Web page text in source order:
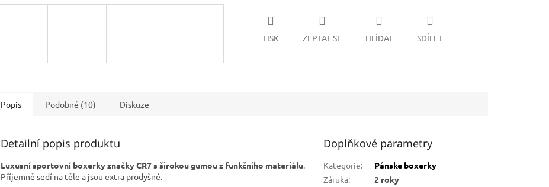
TISK ZEPTAT SE HLÍDAT SDÍLET
Popis Podobné (10) Diskuze
Detailní popis produktu
Luxusní sportovní boxerky značky CR7 s širokou gumou z funkčního materiálu
Příjemně sedí na těle a jsou extra prodyšné.
Doplňkové parametry
Kategorie:
Pánske boxerky
Záruka:
2 roky